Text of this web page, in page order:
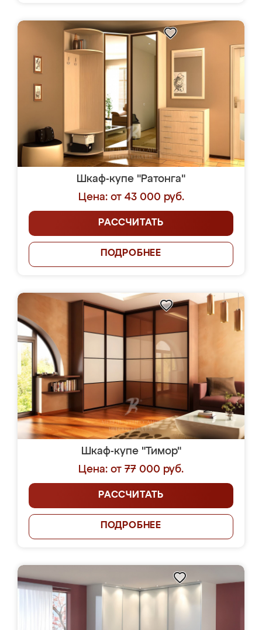
Шкаф-купе "Ратонга"
Цена: от 43 000 руб.
РАССЧИТАТЬ
ПОДРОБНЕЕ
Шкаф-купе "Тимор"
Цена: от 77 000 руб.
РАССЧИТАТЬ
ПОДРОБНЕЕ